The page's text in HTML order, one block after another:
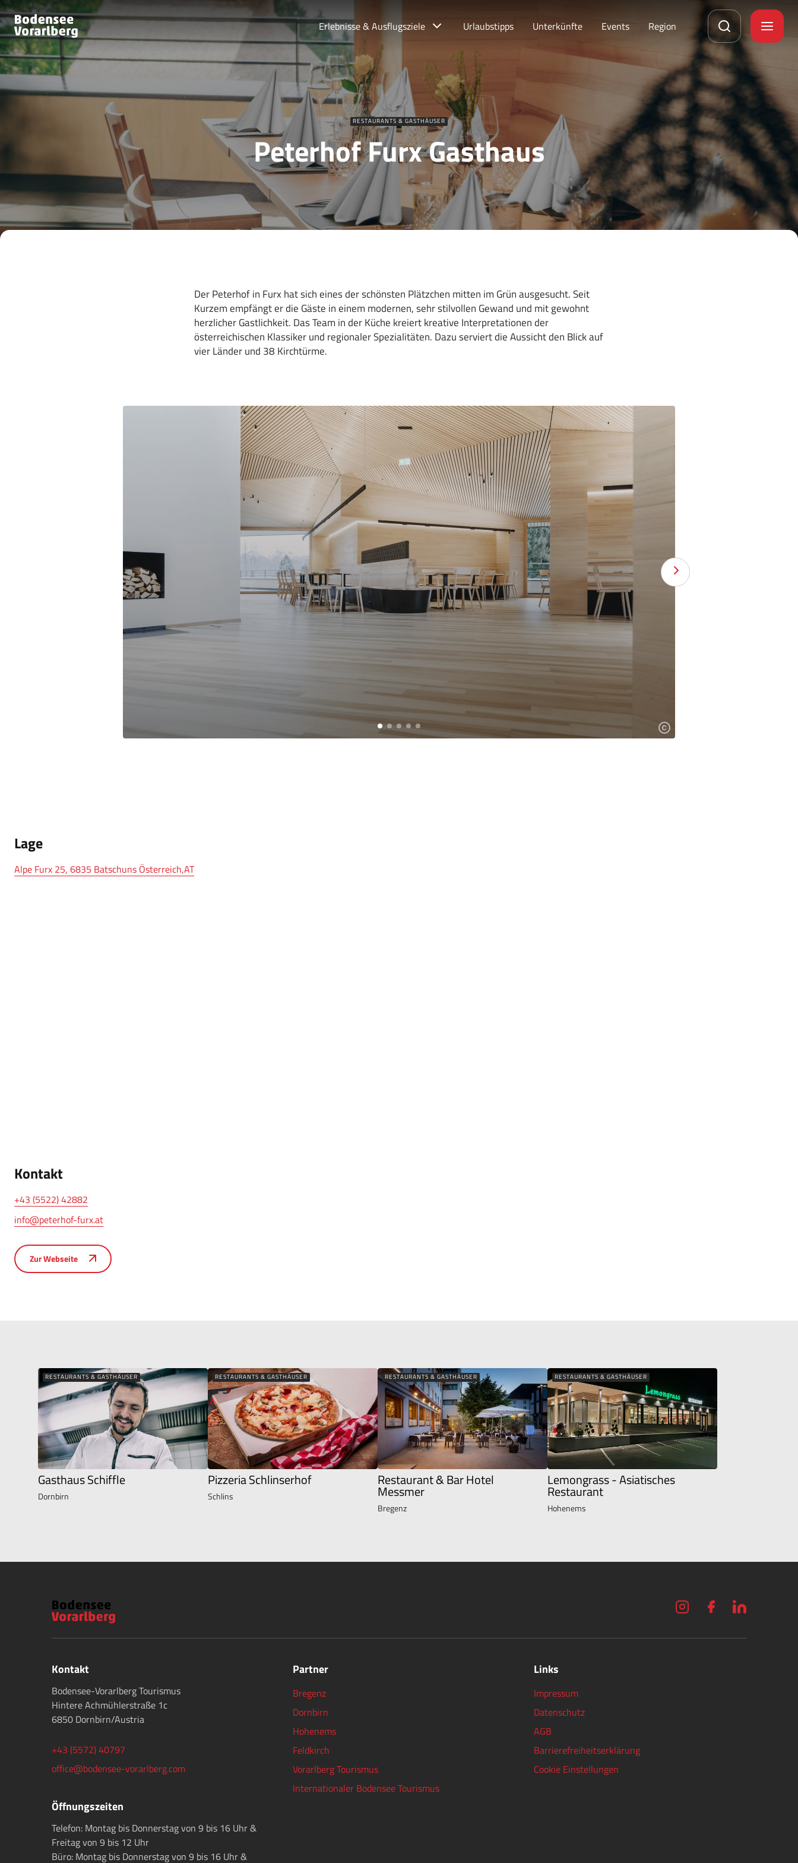
Erlebnisse & Ausflugsziele Urlaubstipps Unterkünfte Events Region
RESTAURANTS & GASTHÄUSER
Peterhof Furx Gasthaus
Der Peterhof in Furx hat sich eines der schönsten Plätzchen mitten im Grün ausgesucht. Seit
Kurzem empfängt er die Gäste in einem modernen, sehr stilvollen Gewand und mit gewohnt
herzlicher Gastlichkeit. Das Team in der Küche kreiert kreative Interpretationen der
österreichischen Klassiker und regionaler Spezialitäten. Dazu serviert die Aussicht den Blick auf
vier Länder und 38 Kirchtürme.
Lage
Alpe Furx 25, 6835 Batschuns Österreich,AT
Kontakt
+43 (5522) 42882
info@peterhof-furx.at
Zur Webseite
RESTAURANTS & GASTHÄUSER
Gasthaus Schiffle
Dornbirn
RESTAURANTS & GASTHÄUSER
Pizzeria Schlinserhof
Schlins
RESTAURANTS & GASTHÄUSER
Restaurant & Bar Hotel
Messmer
Bregenz
RESTAURANTS & GASTHÄUSER
Lemongrass - Asiatisches
Restaurant
Hohenems
Kontakt
Bodensee-Vorarlberg Tourismus
Hintere Achmühlerstraße 1c
6850 Dornbirn/Austria
+43 (5572) 40797
office@bodensee-vorarlberg.com
Öffnungszeiten
Telefon: Montag bis Donnerstag von 9 bis 16 Uhr &
Freitag von 9 bis 12 Uhr
Büro: Montag bis Donnerstag von 9 bis 16 Uhr &
Partner
Bregenz
Dornbirn
Hohenems
Feldkirch
Vorarlberg Tourismus
Internationaler Bodensee Tourismus
Links
Impressum
Datenschutz
AGB
Barrierefreiheitserklärung
Cookie Einstellungen